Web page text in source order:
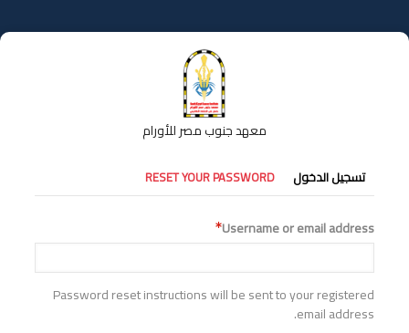
إلى
المحتوى
معهد جنوب مصر للأورام
التبويبات
الأساسية
تسجيل الدخول RESET YOUR PASSWORD
Username or email address
Password reset instructions will be sent to your registered
email address.